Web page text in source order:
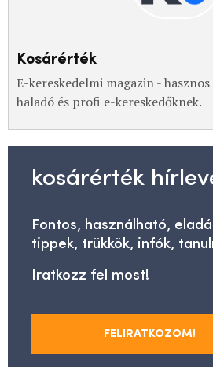
Kosárérték
E-kereskedelmi magazin -
haladó és profi e-kereskedőknek.
kosárérték
Fontos, használható,
tippek, trükkök, infók,
Iratkozz fel most!
FELIRATKOZOM!